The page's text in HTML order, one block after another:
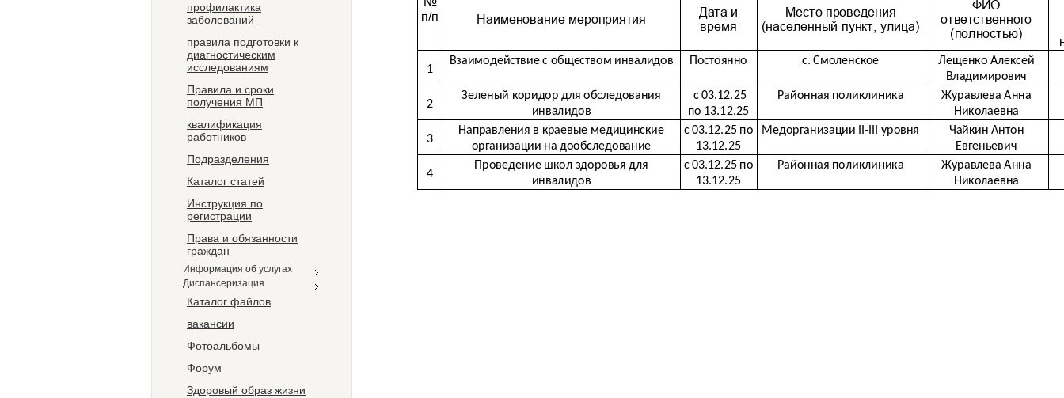
профилактика
заболеваний
правила подготовки к
диагностическим
исследованиям
Правила и сроки
получения МП
квалификация
работников
Подразделения
Каталог статей
Инструкция по
регистрации
Права и обязанности
граждан
Информация об услугах
Диспансеризация
Каталог файлов
вакансии
Фотоальбомы
Форум
Здоровый образ жизни